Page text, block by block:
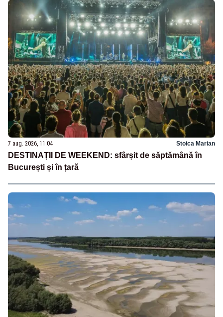
7 aug. 2026, 11:04 Stoica Marian
DESTINAȚII DE WEEKEND: sfârșit de săptămână în
București și în țară